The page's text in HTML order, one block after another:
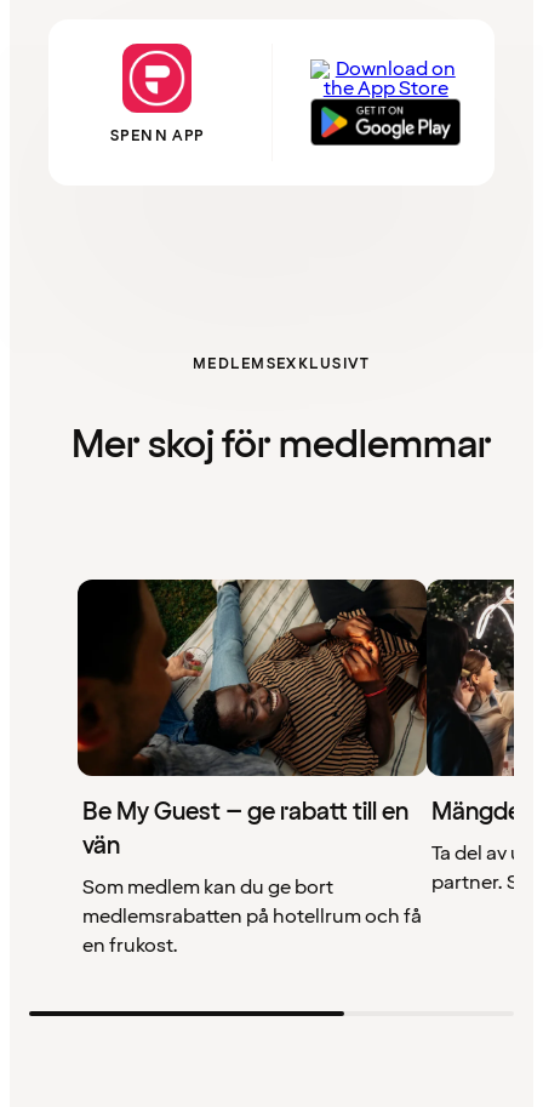
SPENN APP
MEDLEMSEXKLUSIVT
Mer skoj för medlemmar
Be My Guest – ge rabatt till en
vän
Som medlem kan du ge bort
medlemsrabatten på hotellrum och få
en frukost.
Mängder
Ta del av
partner. Se